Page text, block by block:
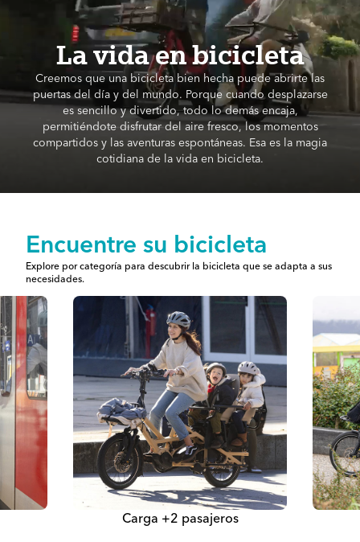
La vida en bicicleta
Creemos que una bicicleta bien hecha puede abrirte las
puertas del día y del mundo. Porque cuando desplazarse
es sencillo y divertido, todo lo demás encaja,
permitiéndote disfrutar del aire fresco, los momentos
compartidos y las aventuras espontáneas. Esa es la magia
cotidiana de la vida en bicicleta.
Encuentre su bicicleta
Explore por categoría para descubrir la bicicleta que se adapta a sus
necesidades.
Carga +2 pasajeros